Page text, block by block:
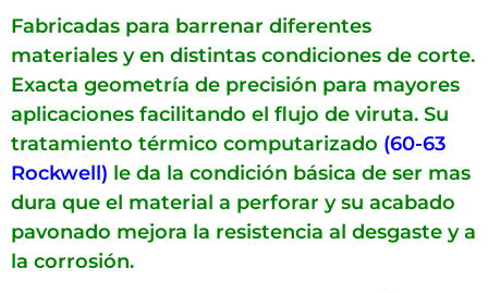
Fabricadas para barrenar diferentes
materiales y en distintas condiciones de corte.
Exacta geometría de precisión para mayores
aplicaciones facilitando el flujo de viruta. Su
tratamiento térmico computarizado (60-63
Rockwell) le da la condición básica de ser mas
dura que el material a perforar y su acabado
pavonado mejora la resistencia al desgaste y a
la corrosión.